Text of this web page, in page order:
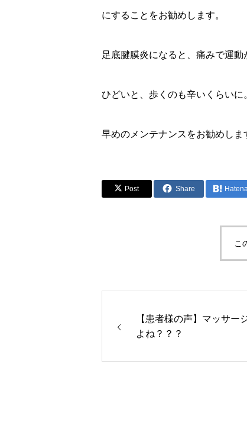
にすることをお勧めします。
足底腱膜炎になると、痛みで運動
ひどいと、歩くのも辛いくらいに
早めのメンテナンスをお勧めしま
Post Share
こ
【患者様の声】マッサー
よね？？？